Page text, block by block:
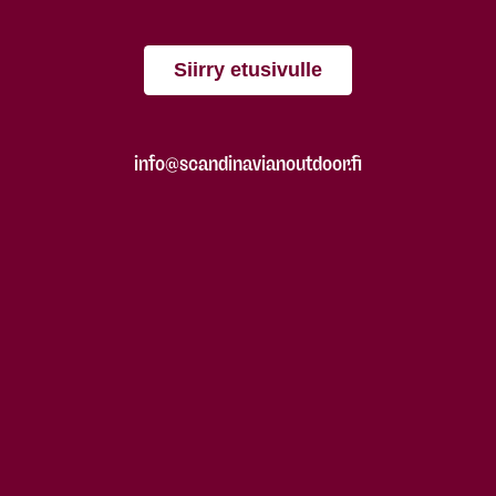
Siirry etusivulle
info@scandinavianoutdoor.fi